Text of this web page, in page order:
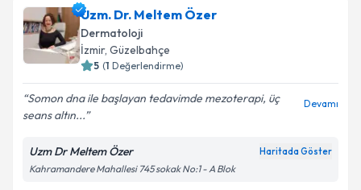
Uzm. Dr. Meltem Özer
Dermatoloji
İzmir, Güzelbahçe
5 (1 Değerlendirme)
Somon dna ile başlayan tedavimde mezoterapi, üç
seans altın...
Devamı
Uzm Dr Meltem Özer Haritada Göster
Kahramandere Mahallesi 745 sokak No:1 - A Blok